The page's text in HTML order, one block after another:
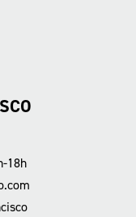
18h